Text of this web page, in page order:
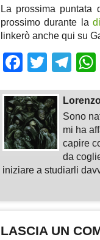
La prossima puntata
prossimo durante la
linkerò anche qui su
Twitter
Sono
mi ha
capire
da
iniziare a studiarli
LASCIA UN